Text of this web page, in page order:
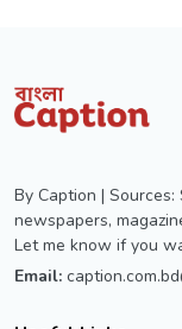
By Caption |
newspapers,
Let me know if you
Email: